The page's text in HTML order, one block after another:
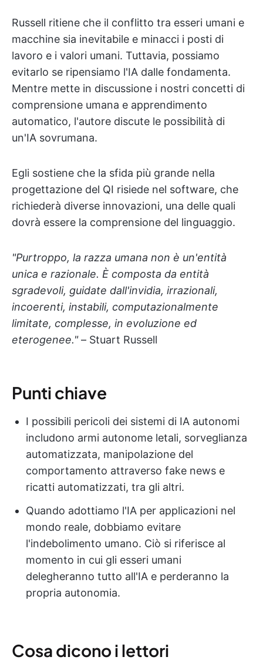
Russell ritiene che il conflitto tra esseri umani e
macchine sia inevitabile e minacci i posti di
lavoro e i valori umani. Tuttavia, possiamo
evitarlo se ripensiamo l'IA dalle fondamenta.
Mentre mette in discussione i nostri concetti di
comprensione umana e apprendimento
automatico, l'autore discute le possibilità di
un'IA sovrumana.
Egli sostiene che la sfida più grande nella
progettazione del QI risiede nel software, che
richiederà diverse innovazioni, una delle quali
dovrà essere la comprensione del linguaggio.
"Purtroppo, la razza umana non è un'entità
unica e razionale. È composta da entità
sgradevoli, guidate dall'invidia, irrazionali,
incoerenti, instabili, computazionalmente
limitate, complesse, in evoluzione ed
eterogenee."– Stuart Russell
Punti chiave
I possibili pericoli dei sistemi di IA autonomi
includono armi autonome letali, sorveglianza
automatizzata, manipolazione del
comportamento attraverso fake news e
ricatti automatizzati, tra gli altri.
Quando adottiamo l'IA per applicazioni nel
mondo reale, dobbiamo evitare
l'indebolimento umano. Ciò si riferisce al
momento in cui gli esseri umani
delegheranno tutto all'IA e perderanno la
propria autonomia.
Cosa dicono i lettori